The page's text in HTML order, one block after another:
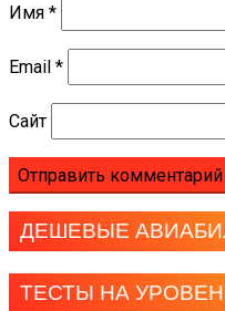
Имя *
Email *
Сайт
ДЕШЕВЫЕ
ТЕСТЫ НА